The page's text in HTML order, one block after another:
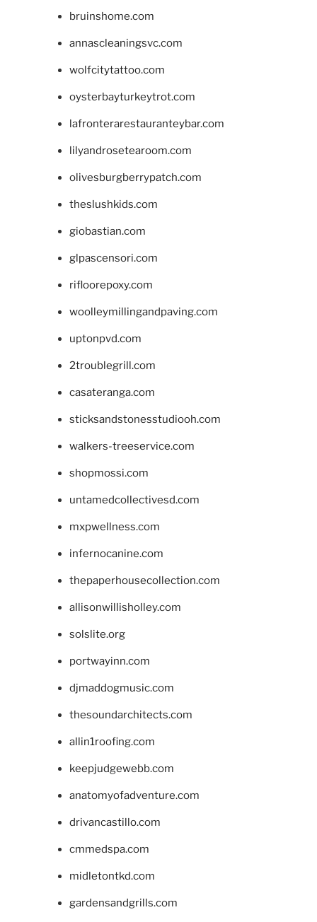
bruinshome.com
annascleaningsvc.com
wolfcitytattoo.com
oysterbayturkeytrot.com
lafronterarestauranteybar.com
lilyandrosetearoom.com
olivesburgberrypatch.com
theslushkids.com
giobastian.com
glpascensori.com
rifloorepoxy.com
woolleymillingandpaving.com
uptonpvd.com
2troublegrill.com
casateranga.com
sticksandstonesstudiooh.com
walkers-treeservice.com
shopmossi.com
untamedcollectivesd.com
mxpwellness.com
infernocanine.com
thepaperhousecollection.com
allisonwillisholley.com
solslite.org
portwayinn.com
djmaddogmusic.com
thesoundarchitects.com
allin1roofing.com
keepjudgewebb.com
anatomyofadventure.com
drivancastillo.com
cmmedspa.com
midletontkd.com
gardensandgrills.com